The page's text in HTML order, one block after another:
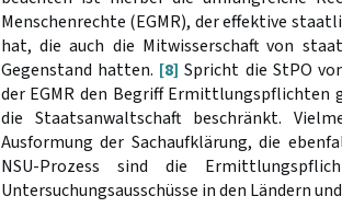
Menschenrechte (EGMR), der effektive
hat, die auch die Mitwisserschaft von
Gegenstand hatten. [8] Spricht die StPO
der EGMR den Begriff
die Staatsanwaltschaft beschränkt.
Ausformung der Sachaufklärung, die
NSU-Prozess sind die
Untersuchungsausschüsse in den Ländern